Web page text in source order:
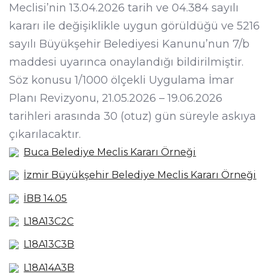
Meclisi’nin 13.04.2026 tarih ve 04.384 sayılı
kararı ile değişiklikle uygun görüldüğü ve 5216
sayılı Büyükşehir Belediyesi Kanunu’nun 7/b
maddesi uyarınca onaylandığı bildirilmiştir.
Söz konusu 1/1000 ölçekli Uygulama İmar
Planı Revizyonu, 21.05.2026 – 19.06.2026
tarihleri arasında 30 (otuz) gün süreyle askıya
çıkarılacaktır.
Buca Belediye Meclis Kararı Örneği
İzmir Büyükşehir Belediye Meclis Kararı Örneği
İBB 14.05
L18A13C2C
L18A13C3B
L18A14A3B